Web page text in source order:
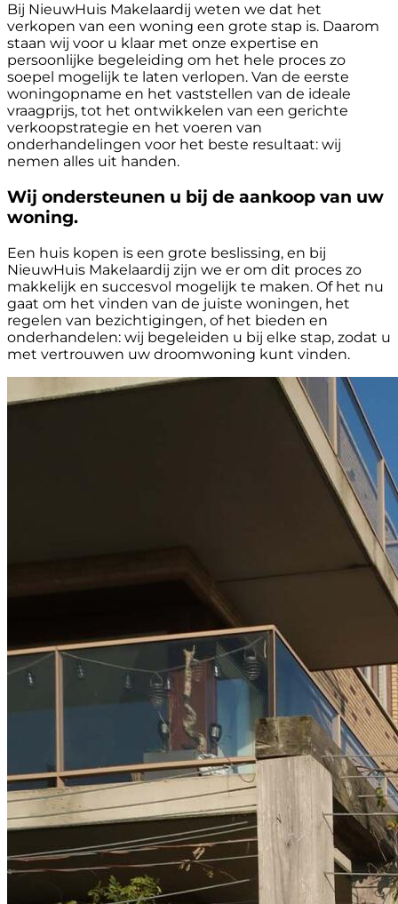
Bij NieuwHuis Makelaardij weten we dat het
verkopen van een woning een grote stap is. Daarom
staan wij voor u klaar met onze expertise en
persoonlijke begeleiding om het hele proces zo
soepel mogelijk te laten verlopen. Van de eerste
woningopname en het vaststellen van de ideale
vraagprijs, tot het ontwikkelen van een gerichte
verkoopstrategie en het voeren van
onderhandelingen voor het beste resultaat: wij
nemen alles uit handen.
Wij ondersteunen u bij de aankoop van uw
woning.
Een huis kopen is een grote beslissing, en bij
NieuwHuis Makelaardij zijn we er om dit proces zo
makkelijk en succesvol mogelijk te maken. Of het nu
gaat om het vinden van de juiste woningen, het
regelen van bezichtigingen, of het bieden en
onderhandelen: wij begeleiden u bij elke stap, zodat u
met vertrouwen uw droomwoning kunt vinden.